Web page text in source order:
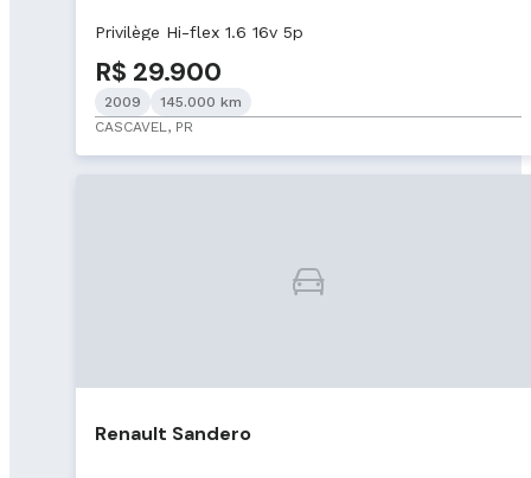
Privilège Hi-flex 1.6 16v 5p
R$ 29.900
2009
145.000 km
CASCAVEL, PR
Renault Sandero